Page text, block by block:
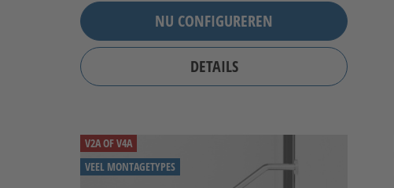
NU CONFIGUREREN
DETAILS
V2A OF V4A
VEEL MONTAGETYPES